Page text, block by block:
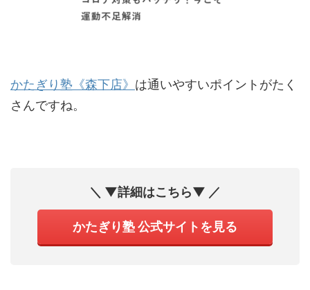
かたぎり塾《森下店》 は通いやすいポイントがたく
さんですね。
＼ ▼詳細はこちら▼ ／
かたぎり塾 公式サイトを見る